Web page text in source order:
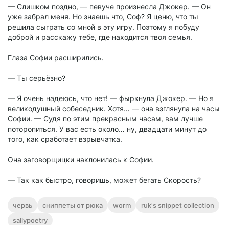
— Слишком поздно, — певуче произнесла Джокер. — Он
уже забрал меня. Но знаешь что, Соф? Я ценю, что ты
решила сыграть со мной в эту игру. Поэтому я побуду
доброй и расскажу тебе, где находится твоя семья.
Глаза Софии расширились.
— Ты серьёзно?
— Я очень надеюсь, что нет! — фыркнула Джокер. — Но я
великодушный собеседник. Хотя… — она взглянула на часы
Софии. — Судя по этим прекрасным часам, вам лучше
поторопиться. У вас есть около… ну, двадцати минут до
того, как сработает взрывчатка.
Она заговорщицки наклонилась к Софии.
— Так как быстро, говоришь, может бегать Скорость?
червь сниппеты от рюка worm
ruk's snippet collection
sallypoetry